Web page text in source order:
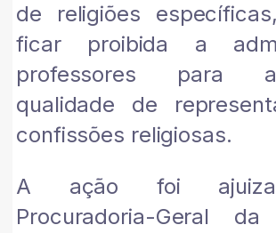
de religiões
ficar proibida a
professores para
qualidade de
confissões religiosas.
A ação foi
Procuradoria-Geral da